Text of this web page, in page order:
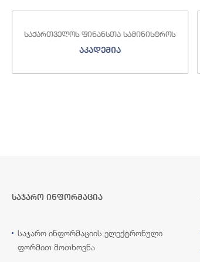
საქართველოს ფინანსთა სამინისტროს
აკადემია
საჯარო ინფორმაცია
საჯარო ინფორმაციის ელექტრონული
ფორმით მოთხოვნა